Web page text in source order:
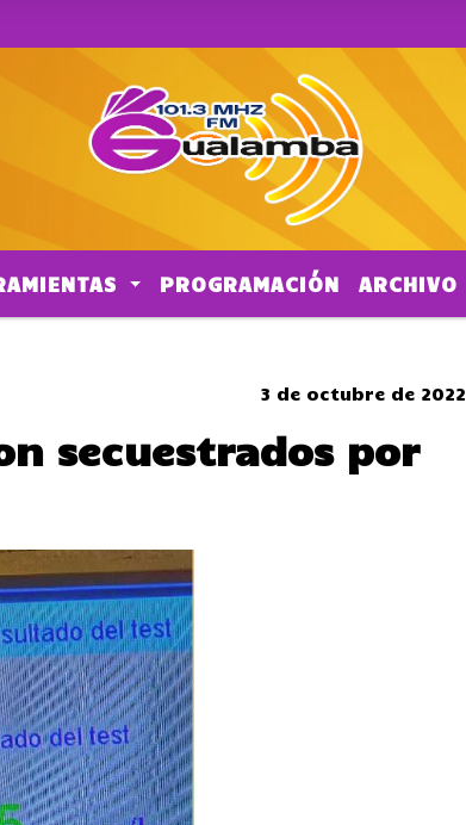
PROGRAMACIÓN ARCHIVO
3 de octubre de 2022
secuestrados por